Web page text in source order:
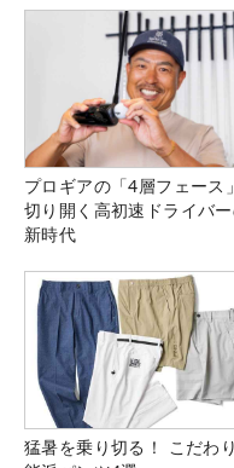
プロギアの「4層フェース
切り開く高初速ドライバ
新時代
猛暑を乗り切る！ こだわ